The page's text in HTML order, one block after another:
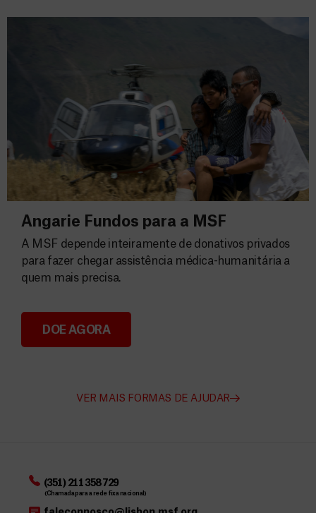
Angarie Fundos para a MSF
Angarie Fundos para a MSF
A MSF depende inteiramente de donativos privados
para fazer chegar assistência médica-humanitária a
quem mais precisa.
DOE AGORA
VER MAIS FORMAS DE AJUDAR
(351) 211 358 729
(Chamada para a rede fixa nacional)